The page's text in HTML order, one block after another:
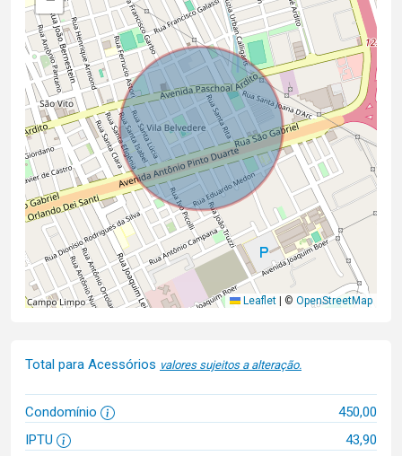
Leaflet © OpenStreetMap
Total para Acessórios valores sujeitos a alteração.
Condomínio
450,00
IPTU
43,90